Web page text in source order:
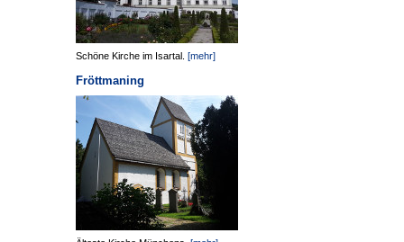
Schöne Kirche im Isartal. [mehr]
Fröttmaning